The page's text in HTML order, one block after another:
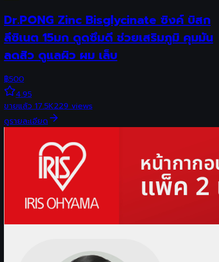
Dr.PONG Zinc Bisglycinate ซิงค์ บิสก
ลีซิเนต 15มก ดูดซึมดี ช่วยเสริมภูมิ คุมมัน
ลดสิว ดูแลผิว ผม เล็บ
฿500
4.95
ขายแล้ว17.5K229views
ดูรายละเอียด